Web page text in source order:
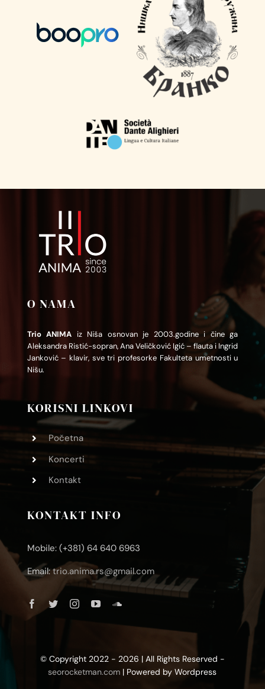
O NAMA
Trio ANIMA iz Niša osnovan je 2003.godine i čine ga
Aleksandra Ristić-sopran, Ana Veličković Igić – flauta i Ingrid
Janković – klavir, sve tri profesorke Fakulteta umetnosti u
Nišu.
KORISNI LINKOVI
Početna
Koncerti
Kontakt
KONTAKT INFO
Mobile: (+381) 64 640 6963
Email:trio.anima.rs@gmail.com
© Copyright 2022 - 2026 | All Rights Reserved -
seorocketman.com | Powered by Wordpress